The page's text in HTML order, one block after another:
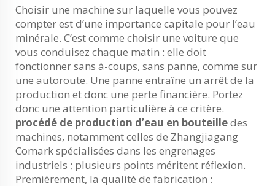
Choisir une machine sur laquelle vous pouvez
compter est d’une importance capitale pour l’eau
minérale. C’est comme choisir une voiture que
vous conduisez chaque matin : elle doit
fonctionner sans à-coups, sans panne, comme sur
une autoroute. Une panne entraîne un arrêt de la
production et donc une perte financière. Portez
donc une attention particulière à ce critère.
procédé de production d’eau en bouteilledes
machines, notamment celles de Zhangjiagang
Comark spécialisées dans les engrenages
industriels ; plusieurs points méritent réflexion.
Premièrement, la qualité de fabrication :